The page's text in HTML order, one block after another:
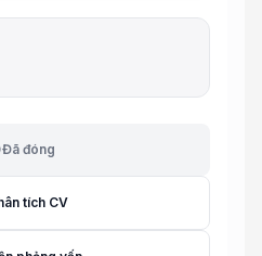
Đã đóng
tích CV